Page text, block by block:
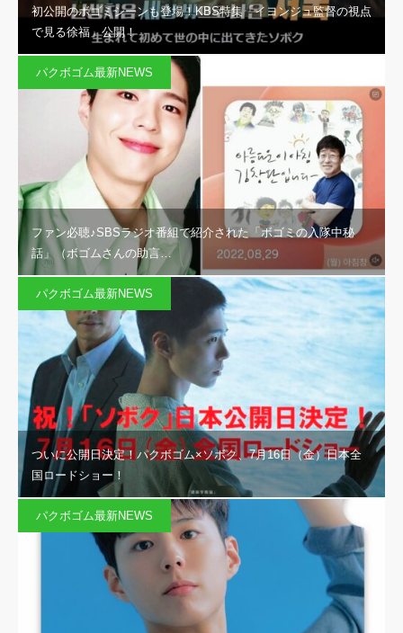
初公開のボゴミシーンも登場！KBS特集「イヨンジュ監督の視点
で見る徐福」公開！
パクボゴム最新NEWS
ファン必聴♪SBSラジオ番組で紹介された「ボゴミの入隊中秘
話」（ボゴムさんの助言…
パクボゴム最新NEWS
ついに公開日決定！パクボゴム×ソボク、7月16日（金）日本全
国ロードショー！
パクボゴム最新NEWS